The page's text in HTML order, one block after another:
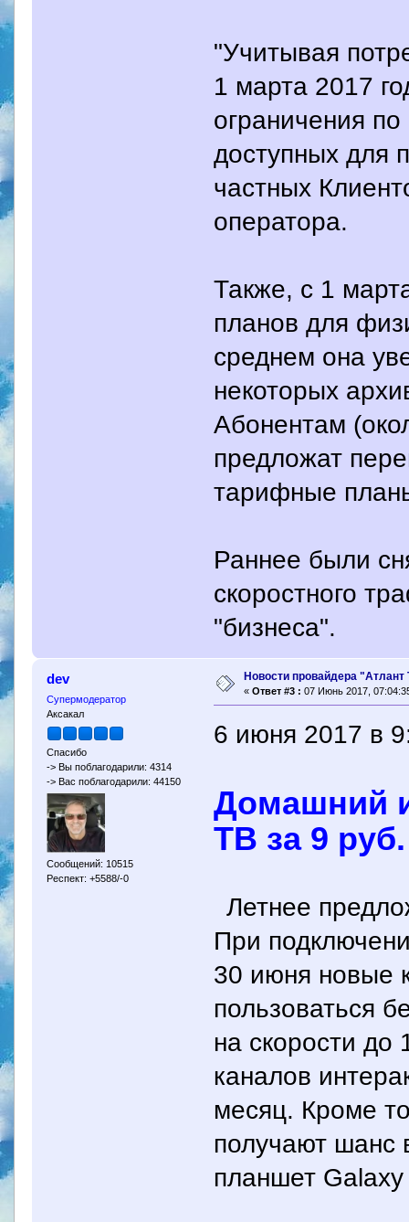
"Учитывая
1 марта 2017
ограничения
доступных для
частных
оператора.
Также, с 1
планов для
среднем она
некоторых
Абонентам
предложат
тарифные
Раннее были
скоростного
"бизнеса".
dev
Супермодератор
Аксакал
Спасибо
-> Вы поблагодарили: 4314
-> Вас поблагодарили: 44150
Сообщений: 10515
Респект: +5588/-0
Новости провайдера "Атлант
« Ответ #3 : 07 Июнь 2017,
6 июня 2017 в
Домашний
ТВ за 9
Летнее
При
30 июня новые
пользоваться
на скорости до
каналов
месяц. Кроме
получают шанс
планшет Galaxy